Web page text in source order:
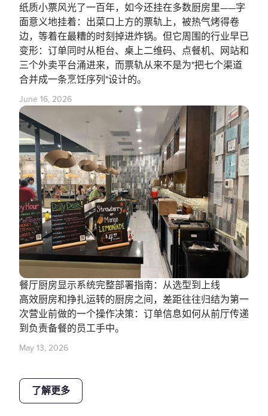
纸质小票风光了一百年，如今还挂在多数厨房里——字
面意义地挂着：出菜口上方的票轨上，被热气烤得卷
边，等着在最糟的时刻掉进炸锅。但它周围的行业早已
变形：订单同时从柜台、桌上二维码、点餐机、网站和
三个外卖平台涌进来，而票轨从来不是为"把七个渠道
合并成一条烹饪序列"设计的。
June 16, 2026
餐厅厨房显示系统完整部署指南：从选型到上线
高效厨房和挣扎运转的厨房之间，差距往往归结为第一
次营业前做的一个操作决策：订单信息如何从前厅传递
到负责备餐的员工手中。
May 13, 2026
了解更多